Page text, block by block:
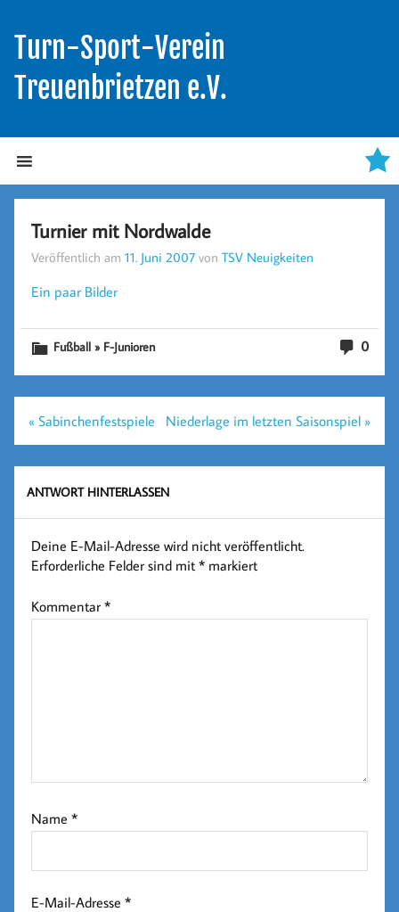
Turn-Sport-Verein
Treuenbrietzen e.V.
Turnier mit Nordwalde
Veröffentlich am11. Juni 2007 vonTSV Neuigkeiten
Ein paar Bilder
0
Fußball » F-Junioren
Beitragsnavigation
« Sabinchenfestspiele Niederlage im letzten Saisonspiel »
ANTWORT HINTERLASSEN
Deine E-Mail-Adresse wird nicht veröffentlicht.
Erforderliche Felder sind mit* markiert
Kommentar*
Name*
E-Mail-Adresse*